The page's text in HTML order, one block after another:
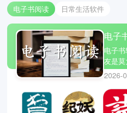
电子书阅读 日常生活软件
电子
电子
友是
源与
地畅
不仅能
活利
2026-